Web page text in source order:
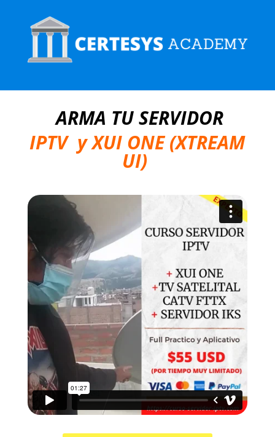
ARMA TU SERVIDOR
IPTV y XUI ONE (XTREAM
UI)